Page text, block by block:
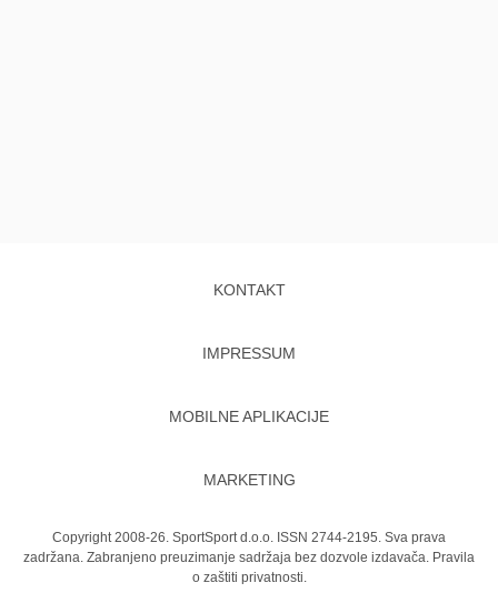
KONTAKT
IMPRESSUM
MOBILNE APLIKACIJE
MARKETING
Copyright 2008-26. SportSport d.o.o. ISSN 2744-2195. Sva prava
zadržana. Zabranjeno preuzimanje sadržaja bez dozvole izdavača. Pravila
o zaštiti privatnosti.